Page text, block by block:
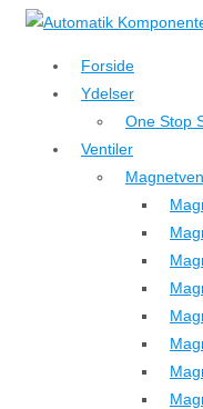
↓
hovedindhold
Forside
Ydelser
One Stop
Ventiler